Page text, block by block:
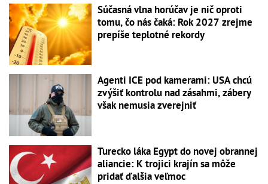
Súčasná vlna horúčav je nič oproti
tomu, čo nás čaká: Rok 2027 zrejme
prepíše teplotné rekordy
Agenti ICE pod kamerami: USA chcú
zvýšiť kontrolu nad zásahmi, zábery
však nemusia zverejniť
Turecko láka Egypt do novej obrannej
aliancie: K trojici krajín sa môže
pridať ďalšia veľmoc